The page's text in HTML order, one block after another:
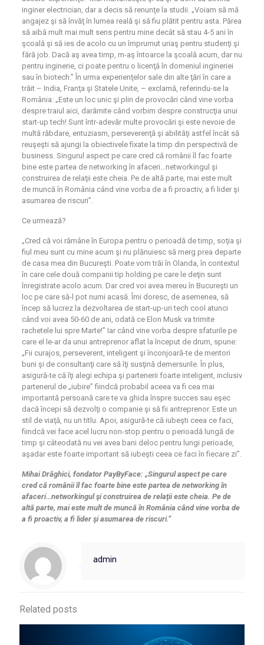
inginer electrician, dar a decis să renunţe la studii. „Voiam să mă
angajez şi să învăţ în lumea reală şi să fiu plătit pentru asta. Părea
să aibă mult mai mult sens pentru mine decât să stau 4-5 ani în
şcoală şi să ies de acolo cu un împrumut uriaş pentru studenţi şi
fără job. Dacă aş avea timp, m-aş întoarce la şcoală acum, dar nu
pentru inginerie, ci poate pentru o licenţă în domeniul ingineriei
sau în biotech.” În urma experienţelor sale din alte ţări în care a
trăit – India, Franţa şi Statele Unite, – exclamă, referindu-se la
România: „Este un loc unic şi plin de provocări când vine vorba
despre traiul aici, darămite când vorbim despre construcţia unui
start-up tech! Sunt într-adevăr multe provocări şi este nevoie de
multă răbdare, entuziasm, perseverenţă şi abilităţi astfel încât să
reuşeşti să ajungi la obiectivele fixate la timp din perspectivă de
business. Singurul aspect pe care cred că românii îl fac foarte
bine este partea de networking în afaceri…networkingul şi
construirea de relaţii este cheia. Pe de altă parte, mai este mult
de muncă în România când vine vorba de a fi proactiv, a fi lider şi
asumarea de riscuri”.
Ce urmează?
„Cred că voi rămâne în Europa pentru o perioadă de timp, soţia şi
fiul meu sunt cu mine acum şi nu plănuiesc să merg prea departe
de casa mea din Bucureşti. Poate vom trăi în Olanda, în contextul
în care cele două companii tip holding pe care le deţin sunt
înregistrate acolo acum. Dar cred voi avea mereu în Bucureşti un
loc pe care să-l pot numi acasă. Îmi doresc, de asemenea, să
încep să lucrez la dezvoltarea de start-up-uri tech cool atunci
când voi avea 50-60 de ani, odată ce Elon Musk va trimite
rachetele lui spre Marte!” Iar când vine vorba despre sfaturile pe
care el le-ar da unui antreprenor aflat la început de drum, spune:
„Fii curajos, perseverent, inteligent şi încon­joară-te de mentori
buni şi de consultanţi care să îţi susţină demersurile. În plus,
asigură-te că îţi alegi echipa şi partenerii foarte inteligent, inclusiv
partenerul de „iubire” fiindcă probabil aceea va fi cea mai
importantă persoană care te va ghida înspre succes sau eşec
dacă începi să dezvolţi o companie şi să fii antreprenor. Este un
stil de viaţă, nu un titlu. Apoi, asigură-te că iubeşti ceea ce faci,
fiindcă vei face acel lucru non-stop pentru o perioadă lungă de
timp şi câteodată nu vei avea bani deloc pentru lungi perioade,
aşadar este foarte important să iubeşti ceea ce faci în fiecare zi”.
Mihai Drăghici, fondator PayByFace: „Singurul aspect pe care
cred că românii îl fac foarte bine este partea de networking în
afaceri…networkingul şi construirea de relaţii este cheia. Pe de
altă parte, mai este mult de muncă în România când vine vorba de
a fi proactiv, a fi lider şi asumarea de riscuri.”
admin
Related posts